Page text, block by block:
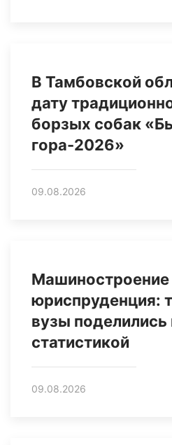
В Тамбовской
дату
борзых собак
гора-2026»
09.08.2026
Машиностроение
юриспруденция:
вузы
статистикой
09.08.2026